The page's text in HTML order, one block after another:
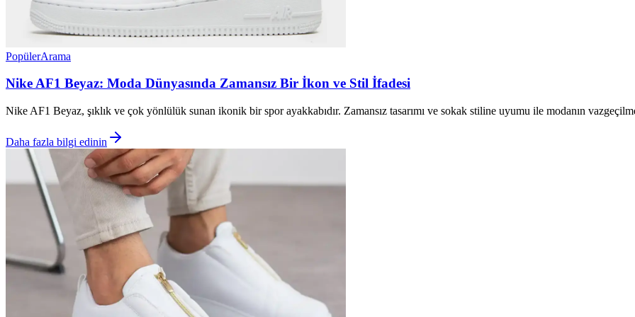
PopülerArama
Nike AF1 Beyaz: Moda Dünyasında Zamansız Bir İkon ve Stil İfadesi
Nike AF1 Beyaz, şıklık ve çok yönlülük sunan ikonik bir spor ayakkabıdır. Zamansız tasarımı ve sokak stiline uyumu ile modanın
Daha fazla bilgi edinin